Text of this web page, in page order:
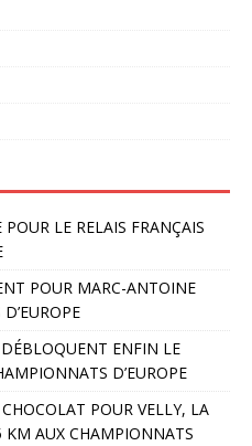
LE RELAIS FRANÇAIS
POUR MARC-ANTOINE
ENFIN LE
D’EUROPE
POUR VELLY, LA
KM AUX CHAMPIONNATS